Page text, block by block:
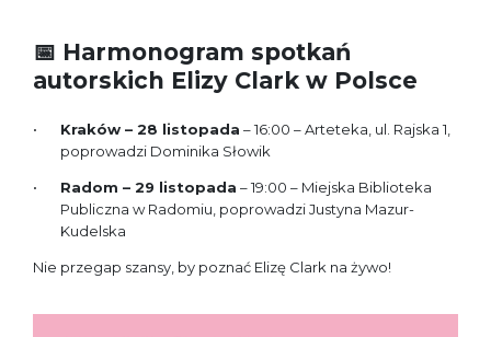
📅 Harmonogram spotkań
autorskich Elizy Clark w Polsce
Kraków – 28 listopada – 16:00 – Arteteka, ul. Rajska 1,
poprowadzi Dominika Słowik
Radom – 29 listopada – 19:00 – Miejska Biblioteka
Publiczna w Radomiu, poprowadzi Justyna Mazur-
Kudelska
Nie przegap szansy, by poznać Elizę Clark na żywo!